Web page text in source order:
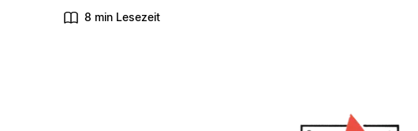
8 min Lesezeit